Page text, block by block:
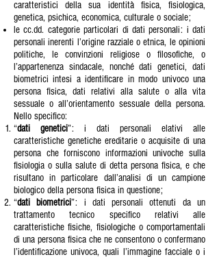
caratteristici della sua identità fisica, fisiologica,
genetica, psichica, economica, culturale o sociale;
le cc.dd. categorie particolari di dati personali: i dati
personali inerenti l’origine razziale o etnica, le opinioni
politiche, le convinzioni religiose o filosofiche, o
l’appartenenza sindacale, nonché dati genetici, dati
biometrici intesi a identificare in modo univoco una
persona fisica, dati relativi alla salute o alla vita
sessuale o all’orientamento sessuale della persona.
Nello specifico:
“dati genetici”: i dati personali elativi alle
caratteristiche genetiche ereditarie o acquisite di una
persona che forniscono informazioni univoche sulla
fisiologia o sulla salute di detta persona fisica, e che
risultano in particolare dall’analisi di un campione
biologico della persona fisica in questione;
“dati biometrici”: i dati personali ottenuti da un
trattamento tecnico specifico relativi alle
caratteristiche fisiche, fisiologiche o comportamentali
di una persona fisica che ne consentono o confermano
l’identificazione univoca, quali l’immagine facciale o i